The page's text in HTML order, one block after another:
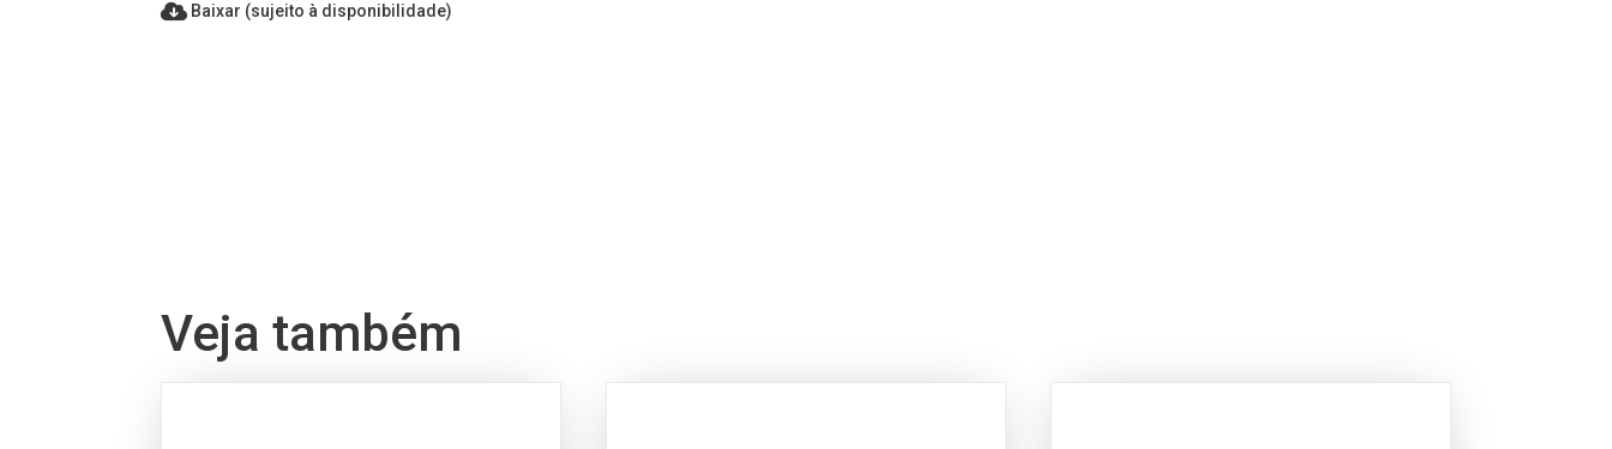
Baixar (sujeito à disponibilidade)
Veja também